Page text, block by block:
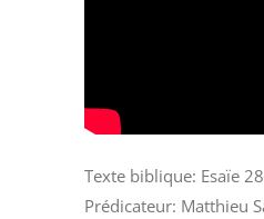
Texte biblique: Esaïe
Prédicateur: Matthieu